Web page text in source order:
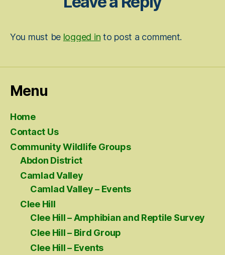
You must be logged in to post a comment.
Menu
Home
Contact Us
Community Wildlife Groups
Abdon District
Camlad Valley
Camlad Valley – Events
Clee Hill
Clee Hill – Amphibian and Reptile Survey
Clee Hill – Bird Group
Clee Hill – Events